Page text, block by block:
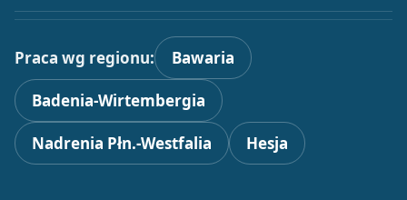
Praca wg regionu: Bawaria
Badenia-Wirtembergia
Nadrenia Płn.-Westfalia Hesja